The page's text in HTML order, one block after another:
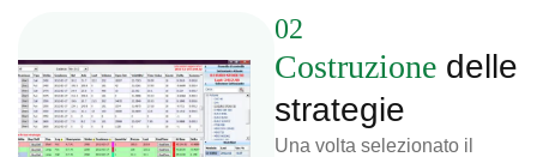
02
Costruzione delle
strategie
Una volta selezionato il